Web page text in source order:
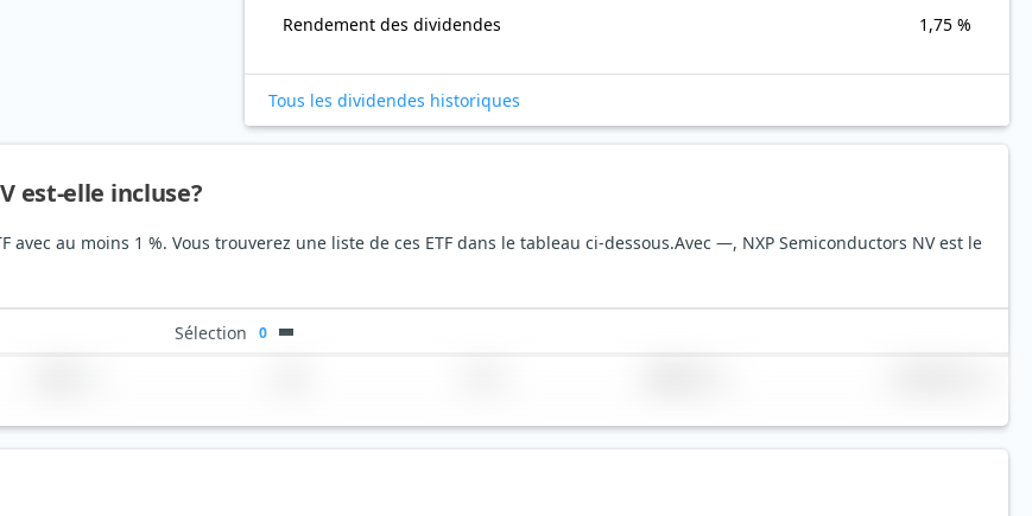
Rendement des dividendes 1,75 %
Tous les dividendes historiques
est-elle incluse?
avec au moins 1 %. Vous trouverez une liste de ces ETF dans le tableau ci-dessous.Avec —, NXP Semiconductors NV est le
Sélection 0